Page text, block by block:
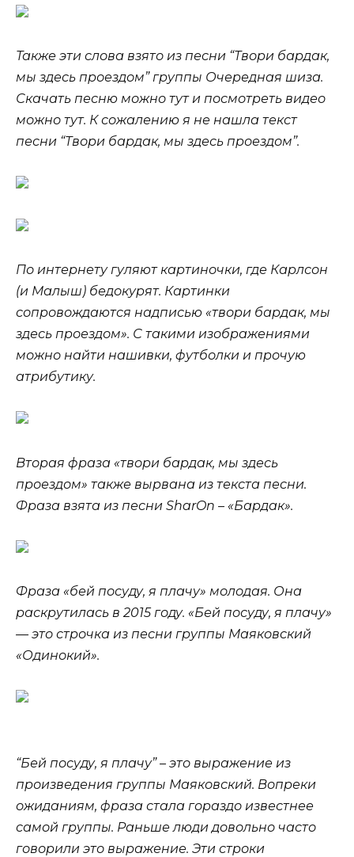
Также эти слова взято из песни “Твори бардак,
мы здесь проездом” группы Очередная шиза.
Скачать песню можно тут и посмотреть видео
можно тут. К сожалению я не нашла текст
песни “Твори бардак, мы здесь проездом”.
По интернету гуляют картиночки, где Карлсон
(и Малыш) бедокурят. Картинки
сопровождаются надписью «твори бардак, мы
здесь проездом». С такими изображениями
можно найти нашивки, футболки и прочую
атрибутику.
Вторая фраза «твори бардак, мы здесь
проездом» также вырвана из текста песни.
Фраза взята из песни SharOn – «Бардак».
Фраза «бей посуду, я плачу» молодая. Она
раскрутилась в 2015 году. «Бей посуду, я плачу»
— это строчка из песни группы Маяковский
«Одинокий».
“Бей посуду, я плачу” – это выражение из
произведения группы Маяковский. Вопреки
ожиданиям, фраза стала гораздо известнее
самой группы. Раньше люди довольно часто
говорили это выражение. Эти строки